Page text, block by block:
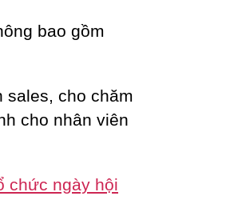
bao gồm
sales, cho chăm
cho nhân viên
chức ngày hội